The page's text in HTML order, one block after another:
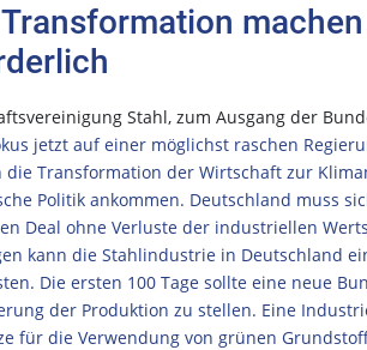
Stahl, zum Ausgang der
jetzt auf einer möglichst raschen
Transformation der Wirtschaft zur
Politik ankommen. Deutschland muss
Deal ohne Verluste der industriellen
kann die Stahlindustrie in Deutschland
Die ersten 100 Tage sollte eine neue
der Produktion zu stellen. Eine
für die Verwendung von grünen